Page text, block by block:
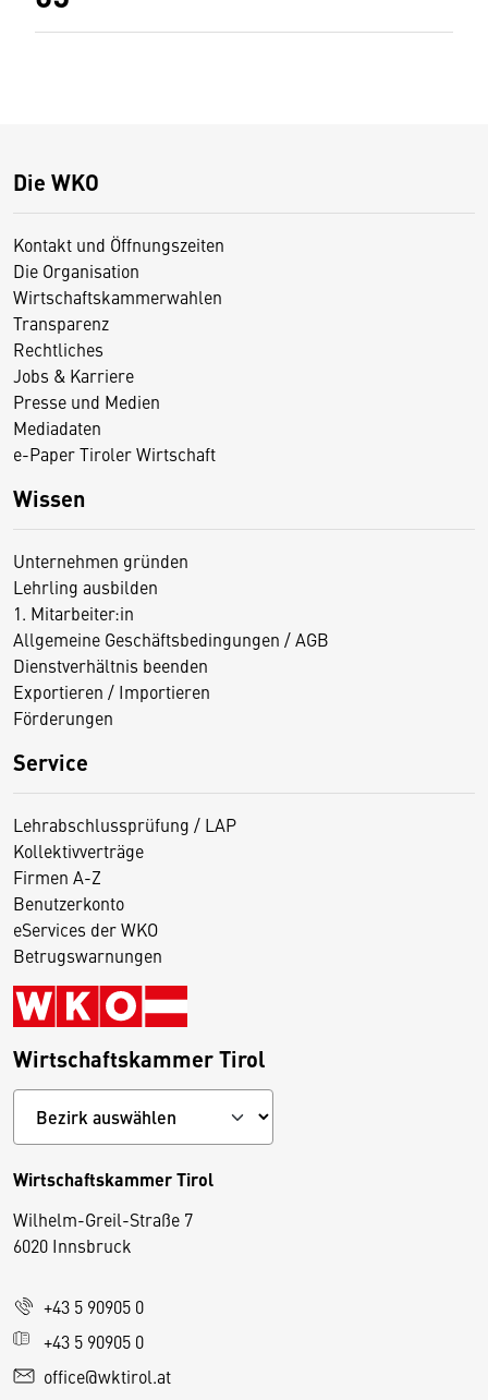
Die WKO
Kontakt und Öffnungszeiten
Die Organisation
Wirtschaftskammerwahlen
Transparenz
Rechtliches
Jobs & Karriere
Presse und Medien
Mediadaten
e-Paper Tiroler Wirtschaft
Wissen
Unternehmen gründen
Lehrling ausbilden
1. Mitarbeiter:in
Allgemeine Geschäftsbedingungen / AGB
Dienstverhältnis beenden
Exportieren / Importieren
Förderungen
Service
Lehrabschlussprüfung / LAP
Kollektivverträge
Firmen A-Z
Benutzerkonto
eServices der WKO
Betrugswarnungen
Wirtschaftskammer Tirol
Wirtschaftskammer Tirol
Wilhelm-Greil-Straße 7
6020 Innsbruck
+43 5 90905 0
+43 5 90905 0
office@wktirol.at
D
i
s
e
S